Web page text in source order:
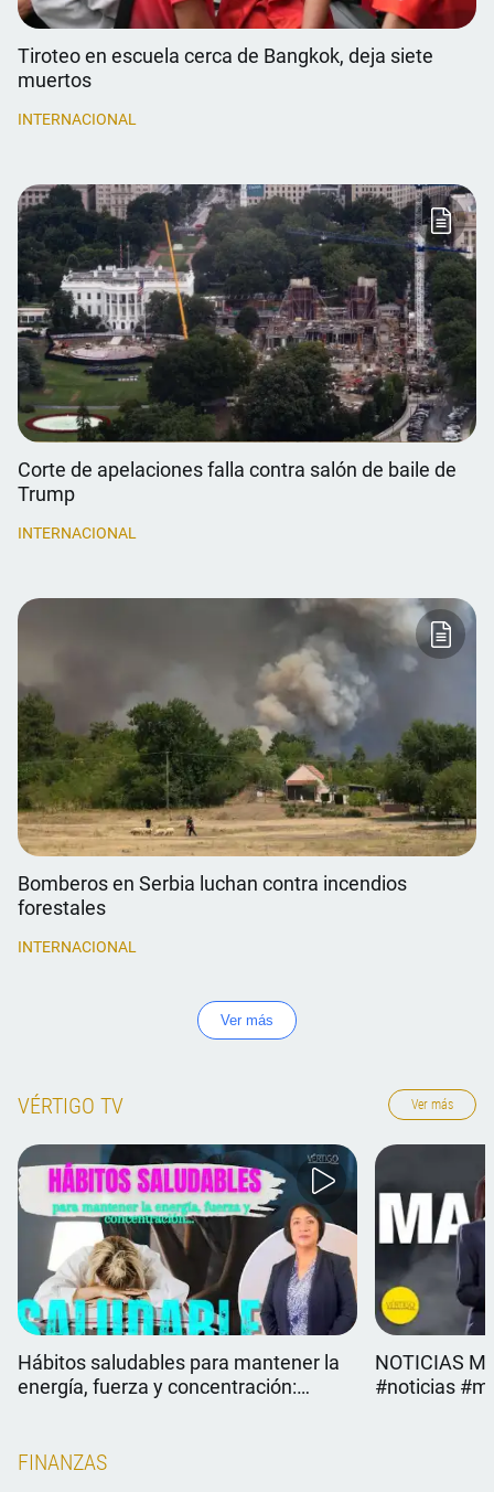
Tiroteo en escuela cerca de Bangkok, deja siete
muertos
INTERNACIONAL
Corte de apelaciones falla contra salón de baile de
Trump
INTERNACIONAL
Bomberos en Serbia luchan contra incendios
forestales
INTERNACIONAL
Ver más
VÉRTIGO TV Ver más
Hábitos saludables para mantener la
energía, fuerza y concentración:
NOTICIAS
#noticias
FINANZAS